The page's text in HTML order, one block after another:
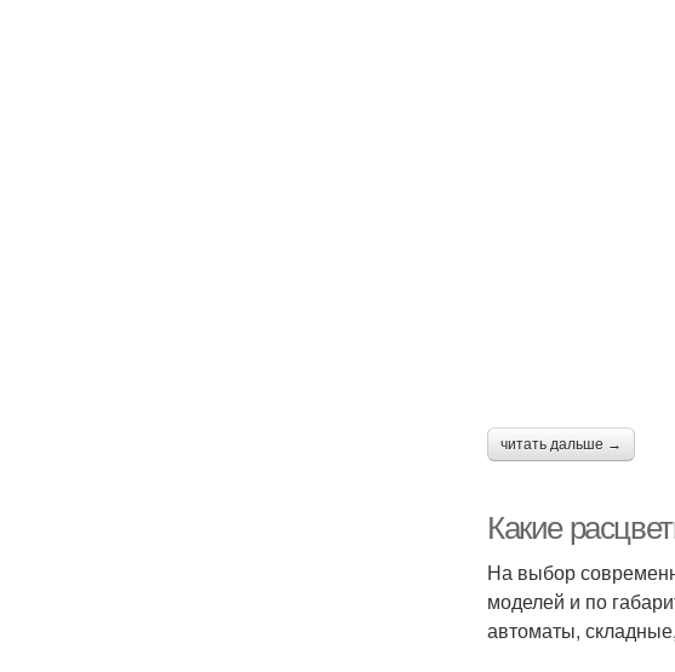
читать дальше →
Какие
На выбор
моделей и по
автоматы,